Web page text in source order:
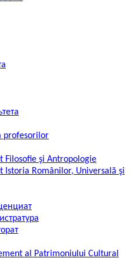
profesorilor
Filosofie şi Antropologie
Istoria Românilor, Universală şi
al Patrimoniului Cultural